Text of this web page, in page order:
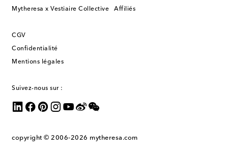
Mytheresa x Vestiaire Collective Affiliés
CGV
Confidentialité
Mentions légales
Suivez-nous sur :
copyright © 2006-2026 mytheresa.com